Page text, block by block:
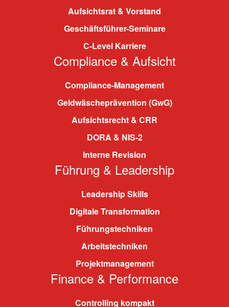
Aufsichtsrat & Vorstand
Geschäftsführer-Seminare
C-Level Karriere
Compliance & Aufsicht
Compliance-Management
Geldwäscheprävention (GwG)
Aufsichtsrecht & CRR
DORA & NIS-2
Interne Revision
Führung & Leadership
Leadership Skills
Digitale Transformation
Führungstechniken
Arbeitstechniken
Projektmanagement
Finance & Performance
Controlling kompakt